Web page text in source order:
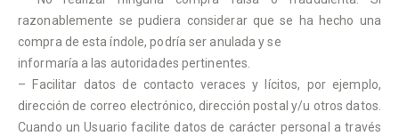
razonablemente se pudiera considerar que se ha hecho una
compra de esta índole, podría ser anulada y se
informaría a las autoridades pertinentes.
– Facilitar datos de contacto veraces y lícitos, por ejemplo,
dirección de correo electrónico, dirección postal y/u otros datos.
Cuando un Usuario facilite datos de carácter personal a través